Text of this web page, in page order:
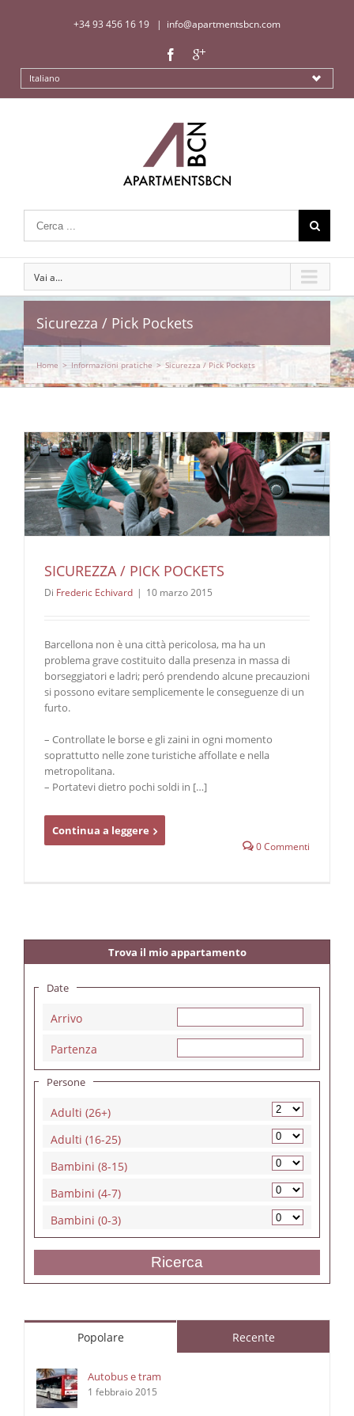
+34 93 456 16 19 | info@apartmentsbcn.com
Italiano
Vai a...
Sicurezza / Pick Pockets
Home > Informazioni pratiche > Sicurezza / Pick Pockets
SICUREZZA / PICK POCKETS
Di Frederic Echivard | 10 marzo 2015
Barcellona non è una città pericolosa, ma ha un
problema grave costituito dalla presenza in massa di
borseggiatori e ladri; peró prendendo alcune precauzioni
si possono evitare semplicemente le conseguenze di un
furto.
– Controllate le borse e gli zaini in ogni momento
soprattutto nelle zone turistiche affollate e nella
metropolitana.
– Portatevi dietro pochi soldi in […]
Continua a leggere
0 Commenti
Trova il mio appartamento
Date
Arrivo
Partenza
Persone
Adulti (26+)
Adulti (16-25)
Bambini (8-15)
Bambini (4-7)
Bambini (0-3)
Ricerca
Popolare Recente
Autobus e tram
1 febbraio 2015